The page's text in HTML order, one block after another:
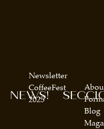
Blog
NEWS!
Newsletter
CoffeeFest
2025